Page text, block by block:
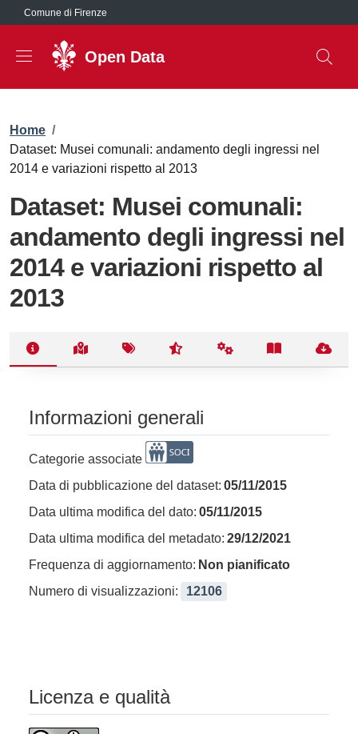
Salta al contenuto principale
Comune di Firenze
Open Data
Briciole di pane
Home /
Dataset: Musei comunali: andamento degli ingressi nel
2014 e variazioni rispetto al 2013
Dataset: Musei comunali:
andamento degli ingressi nel
2014 e variazioni rispetto al
2013
Informazioni generali
Categorie associate
Data di pubblicazione del dataset: 05/11/2015
Data ultima modifica del dato: 05/11/2015
Data ultima modifica del metadato: 29/12/2021
Frequenza di aggiornamento: Non pianificato
Numero di visualizzazioni:
12106
Licenza e qualità